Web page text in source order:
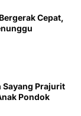
Cepat,
Sayang Prajurit
Pondok